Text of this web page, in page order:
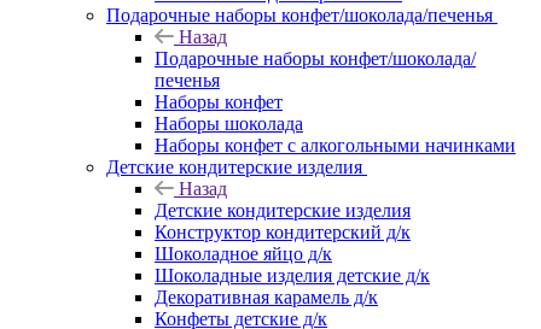
Подарочные наборы конфет/шоколада/печенья
Назад
Подарочные наборы конфет/шоколада/
печенья
Наборы конфет
Наборы шоколада
Наборы конфет с алкогольными начинками
Детские кондитерские изделия
Назад
Детские кондитерские изделия
Конструктор кондитерский д/к
Шоколадное яйцо д/к
Шоколадные изделия детские д/к
Декоративная карамель д/к
Конфеты детские д/к